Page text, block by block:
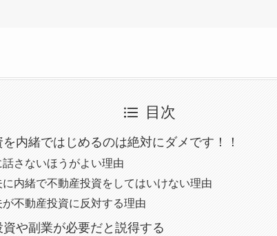
目次
内緒ではじめるのは絶対にダメです！！
話さないほうがよい理由
に内緒で不動産投資をしてはいけない理由
が不動産投資に反対する理由
や副業が必要だと説得する